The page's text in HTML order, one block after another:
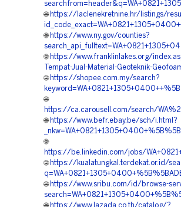
🌐 https://laclenekretnine.hr/listings/
🌐 https://www.ny.gov/counties?
🌐 https://www.franklinlakes.org/
Tempat-Jual-Material-Geoteknik-
🌐 https://shopee.com.my/search?
🌐
https://ca.carousell.com/search/
🌐 https://www.befr.ebay.be/sch/i.html?
🌐
https://be.linkedin.com/jobs/
🌐 https://kualatungkal.terdekat.or.id/
🌐 https://www.sribu.com/id/browse-
🌐 https://www.lazada.co.th/catalog/?